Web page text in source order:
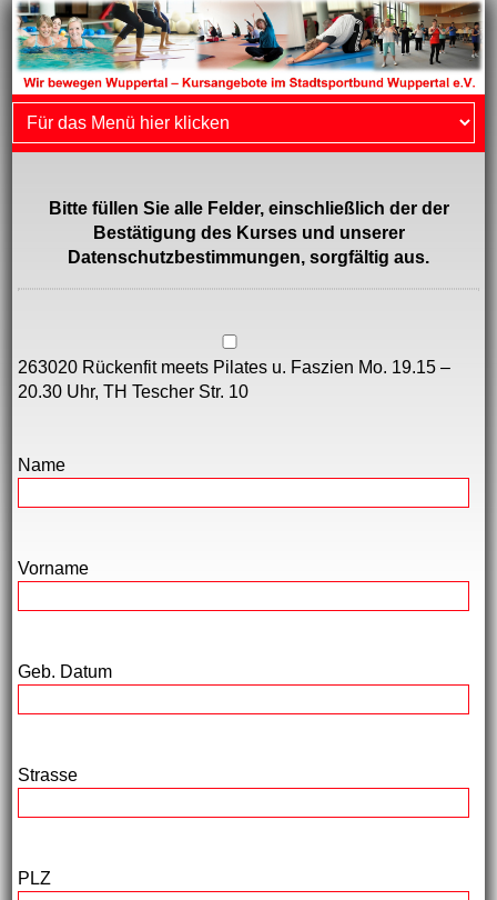
Bitte füllen Sie alle Felder, einschließlich der der
Bestätigung des Kurses und unserer
Datenschutzbestimmungen, sorgfältig aus.
263020 Rückenfit meets Pilates u. Faszien Mo. 19.15 –
20.30 Uhr, TH Tescher Str. 10
Name
Vorname
Geb. Datum
Strasse
PLZ